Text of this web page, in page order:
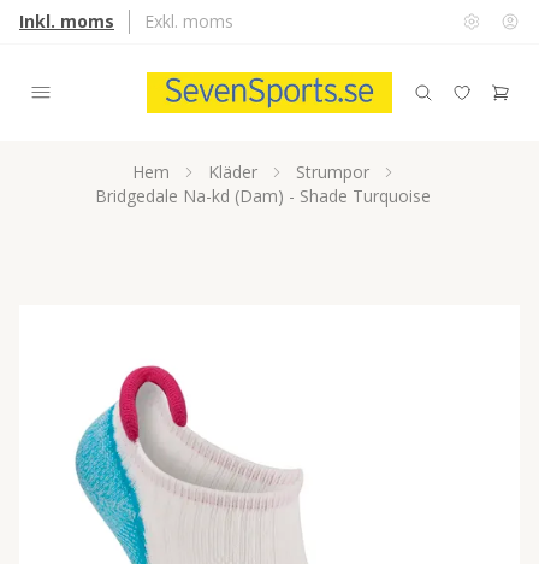
Inkl. moms Exkl. moms
Hem Kläder
Strumpor
Bridgedale Na-kd (Dam) - Shade Turquoise